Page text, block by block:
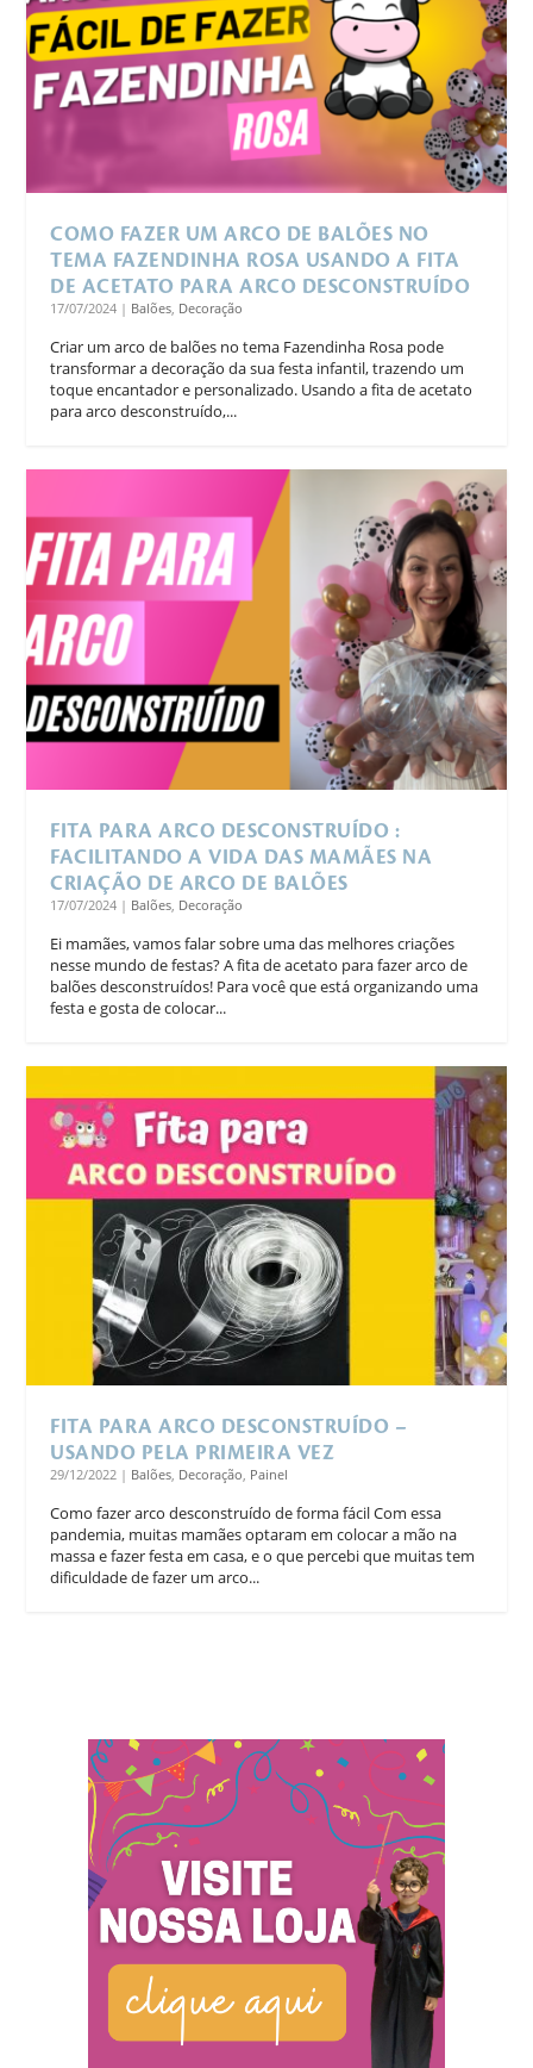
COMO FAZER UM ARCO DE BALÕES NO
TEMA FAZENDINHA ROSA USANDO A FITA
DE ACETATO PARA ARCO DESCONSTRUÍDO
17/07/2024 | Balões Decoração
Criar um arco de balões no tema Fazendinha Rosa pode
transformar a decoração da sua festa infantil, trazendo um
toque encantador e personalizado. Usando a fita de acetato
para arco desconstruído,...
FITA PARA ARCO DESCONSTRUÍDO :
FACILITANDO A VIDA DAS MAMÃES NA
CRIAÇÃO DE ARCO DE BALÕES
17/07/2024 | Balões Decoração
Ei mamães, vamos falar sobre uma das melhores criações
nesse mundo de festas? A fita de acetato para fazer arco de
balões desconstruídos! Para você que está organizando uma
festa e gosta de colocar...
FITA PARA ARCO DESCONSTRUÍDO –
USANDO PELA PRIMEIRA VEZ
29/12/2022 | Balões, Decoração, Painel
Como fazer arco desconstruído de forma fácil Com essa
pandemia, muitas mamães optaram em colocar a mão na
massa e fazer festa em casa, e o que percebi que muitas tem
dificuldade de fazer um arco...